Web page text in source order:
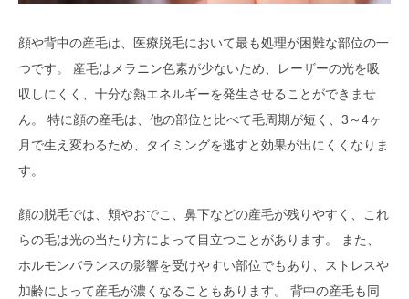
顔や背中の産毛は、医療脱毛において最も処理が困難な部位の一
つです。 産毛はメラニン色素が少ないため、レーザーの光を吸
収しにくく、十分な熱エネルギーを発生させることができませ
ん。 特に顔の産毛は、他の部位と比べて毛周期が短く、3～4ヶ
月で生え変わるため、タイミングを逃すと効果が出にくくなりま
す。
顔の脱毛では、頬やおでこ、鼻下などの産毛が残りやすく、これ
らの毛は光の当たり方によって目立つことがあります。 また、
ホルモンバランスの影響を受けやすい部位でもあり、ストレスや
加齢によって産毛が濃くなることもあります。 背中の産毛も同